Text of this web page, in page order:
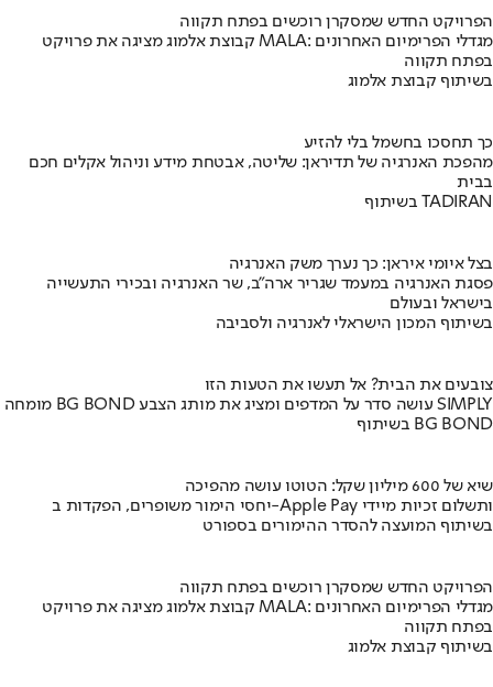
הפרויקט החדש שמסקרן רוכשים בפתח תקווה
קבוצת אלמוג מציגה את פרויקט MALA: מגדלי הפרימיום האחרונים
בפתח תקווה
בשיתוף קבוצת אלמוג
כך תחסכו בחשמל בלי להזיע
מהפכת האנרגיה של תדיראן: שליטה, אבטחת מידע וניהול אקלים חכם
בבית
בשיתוף TADIRAN
בצל איומי איראן: כך נערך משק האנרגיה
פסגת האנרגיה במעמד שגריר ארה"ב, שר האנרגיה ובכירי התעשייה
בישראל ובעולם
בשיתוף המכון הישראלי לאנרגיה ולסביבה
צובעים את הבית? אל תעשו את הטעות הזו
מומחה BG BOND עושה סדר על המדפים ומציג את מותג הצבע SIMPLY
בשיתוף BG BOND
שיא של 600 מיליון שקל: הטוטו עושה מהפיכה
יחסי הימור משופרים, הפקדות ב-Apple Pay ותשלום זכיות מיידי
בשיתוף המועצה להסדר ההימורים בספורט
הפרויקט החדש שמסקרן רוכשים בפתח תקווה
קבוצת אלמוג מציגה את פרויקט MALA: מגדלי הפרימיום האחרונים
בפתח תקווה
בשיתוף קבוצת אלמוג